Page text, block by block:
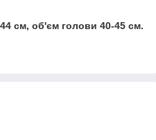
см, об'єм голови 40-45 см.